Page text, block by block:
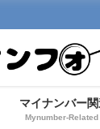
マイナンバー
Mynumber-